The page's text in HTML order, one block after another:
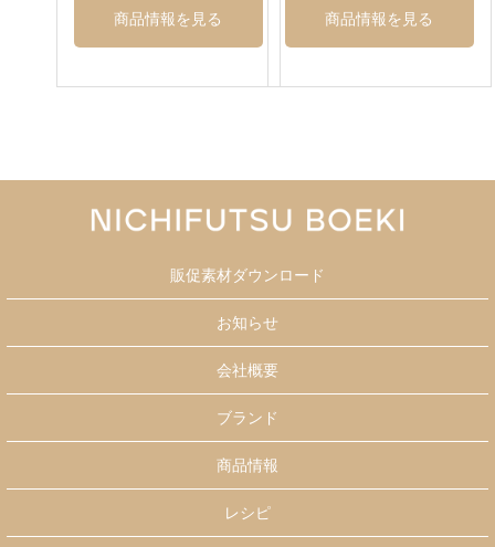
商品情報を見る 商品情報を見る
販促素材ダウンロード
お知らせ
会社概要
ブランド
商品情報
レシピ